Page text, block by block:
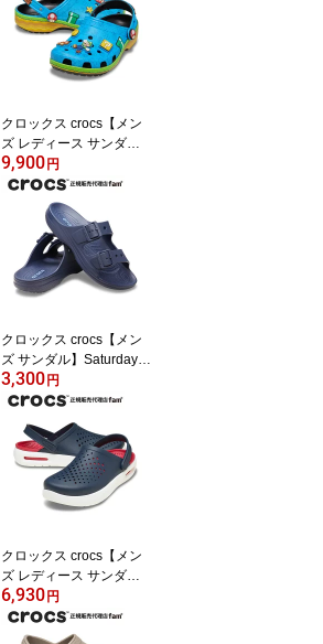
クロックス crocs【メン
ズ レディース サンダ
ル】Super Mario Core Cl
assic Clog/スーパーマリ
オ コア クラシック クロ
ッグ/212138
9,900円
クロックス crocs【メン
ズ サンダル】Saturday S
andal M/サタデー サンダ
ル M /212245-410｜##
3,300円
クロックス crocs【メン
ズ レディース サンダ
ル】InMotion Clog/イン
モーション クロッグ/ネ
イビー｜
6,930円